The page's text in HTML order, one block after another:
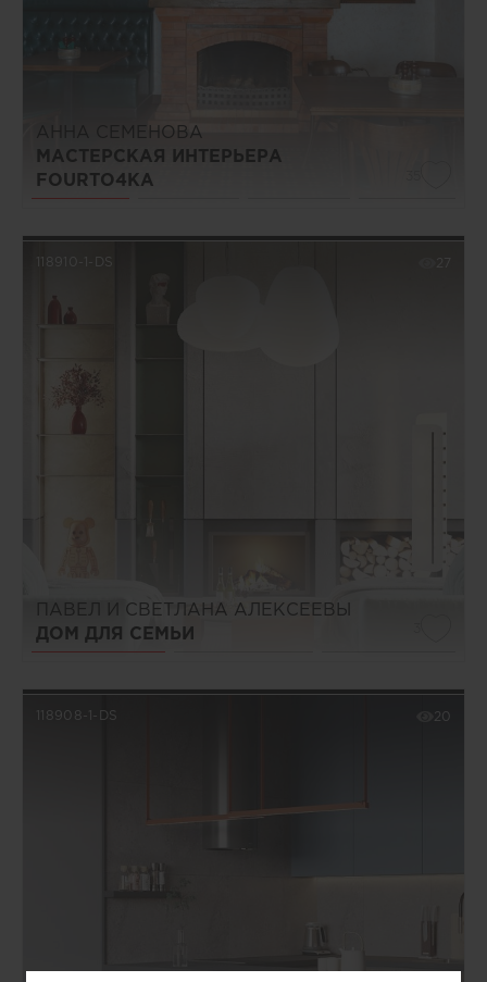
АННА СЕМЕНОВА
МАСТЕРСКАЯ ИНТЕРЬЕРА
FOURTO4KA
118910-1-DS
ПАВЕЛ И СВЕТЛАНА АЛЕКСЕЕВЫ
ДОМ ДЛЯ СЕМЬИ
118908-1-DS 20